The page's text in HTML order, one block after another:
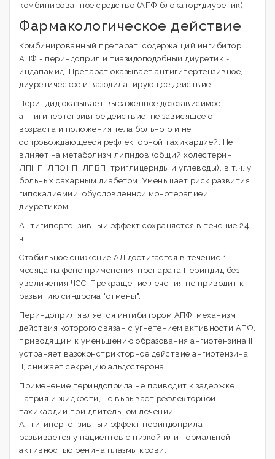
комбинированное средство (АПФ блокатор+диуретик)
Фармакологическое действие
Комбинированный препарат, содержащий ингибитор
АПФ - периндоприл и тиазидоподобный диуретик -
индапамид. Препарат оказывает антигипертензивное,
диуретическое и вазодилатирующее действие.
Периндид оказывает выраженное дозозависимое
антигипертензивное действие, не зависящее от
возраста и положения тела больного и не
сопровождающееся рефлекторной тахикардией. Не
влияет на метаболизм липидов (общий холестерин,
ЛПНП, ЛПОНП, ЛПВП, триглицериды и углеводы), в т.ч. у
больных сахарным диабетом. Уменьшает риск развития
гипокалиемии, обусловленной монотерапией
диуретиком.
Антигипертензивный эффект сохраняется в течение 24
ч.
Стабильное снижение АД достигается в течение 1
месяца на фоне применения препарата Периндид без
увеличения ЧСС. Прекращение лечения не приводит к
развитию синдрома "отмены".
Периндоприл является ингибитором АПФ, механизм
действия которого связан с угнетением активности АПФ,
приводящим к уменьшению образования ангиотензина II,
устраняет вазоконстрикторное действие ангиотензина
II, снижает секрецию альдостерона.
Применение периндоприла не приводит к задержке
натрия и жидкости, не вызывает рефлекторной
тахикардии при длительном лечении.
Антигипертензивный эффект периндоприла
развивается у пациентов с низкой или нормальной
активностью ренина плазмы крови.